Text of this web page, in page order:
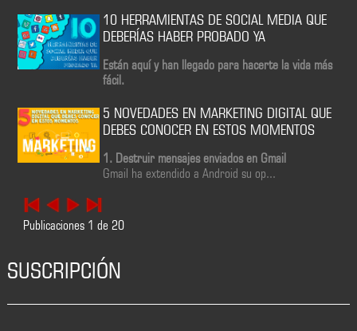
10 HERRAMIENTAS DE SOCIAL MEDIA QUE
DEBERÍAS HABER PROBADO YA
Están aquí y han llegado para hacerte la vida más
fácil.
5 NOVEDADES EN MARKETING DIGITAL QUE
DEBES CONOCER EN ESTOS MOMENTOS
1. Destruir mensajes enviados en Gmail
Gmail ha extendido a Android su op...
Publicaciones 1 de 20
SUSCRIPCIÓN